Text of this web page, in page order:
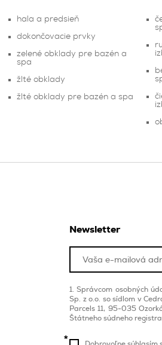
hala a predsieň
dokončovacie prvky
zelené obklady pre bazén a
spa
žlté obklady
žlté obklady pre bazén a spa
Newsletter
Správcom osobných
Sp. z o.o. so sídlom v
Parcels 11, 95-035
Štátneho súdneho